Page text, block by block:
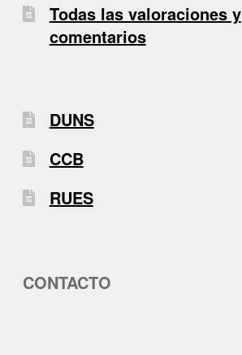
Todas las valoraciones y
comentarios
DUNS
CCB
RUES
CONTACTO